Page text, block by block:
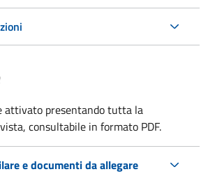
attivato presentando tutta la
consultabile in formato PDF.
e documenti da allegare